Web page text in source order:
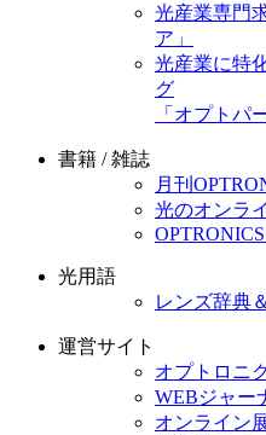
光産業専門
ア」
光産業に特
グ
「オプトパ
書籍 / 雑誌
月刊
光のオンラ
光用語
レンズ辞典
運営サイト
オプトロニ
WEBジャー
オンライン